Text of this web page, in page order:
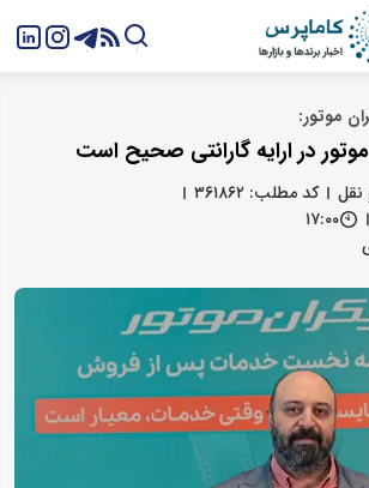
موتور:
در ارایه گارانتی صحیح است
کد مطلب: ۳۶۱۸۶۲
۱۷:۰۰